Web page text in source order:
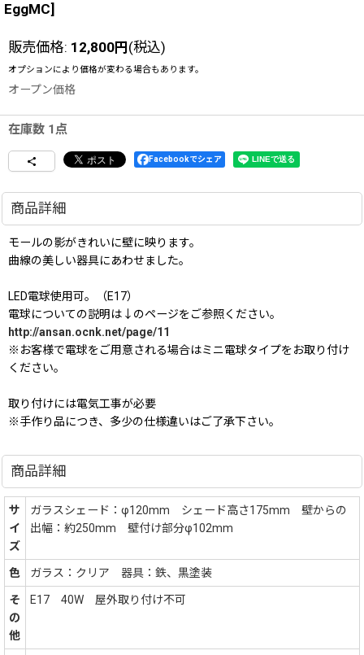
EggMC]
販売価格: 12,800円 (税込)
オプションにより価格が変わる場合もあります。
オープン価格
在庫数 1点
Facebookでシェア
商品詳細
モールの影がきれいに壁に映ります。
曲線の美しい器具にあわせました。
LED電球使用可。（E17）
電球についての説明は↓のページをご参照ください。
http://ansan.ocnk.net/page/11
※お客様で電球をご用意される場合はミニ電球タイプをお取り付け
ください。
取り付けには電気工事が必要
※手作り品につき、多少の仕様違いはご了承下さい。
商品詳細
サ
イ
ズ
ガラスシェード：φ120mm シェード高さ175mm 壁からの
出幅：約250mm 壁付け部分φ102mm
色 ガラス：クリア 器具：鉄、黒塗装
そ
の
他
E17 40W 屋外取り付け不可